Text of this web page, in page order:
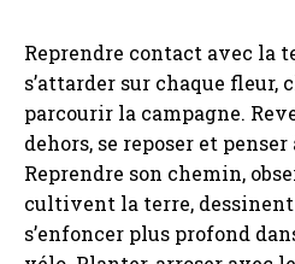
Reprendre contact avec la
s’attarder sur chaque fleur,
parcourir la campagne.
dehors, se reposer et penser
Reprendre son chemin,
cultivent la terre, dessinent
s’enfoncer plus profond